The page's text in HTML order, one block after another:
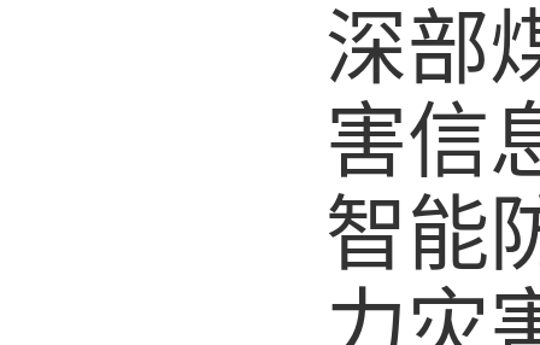
深部
害信
智能